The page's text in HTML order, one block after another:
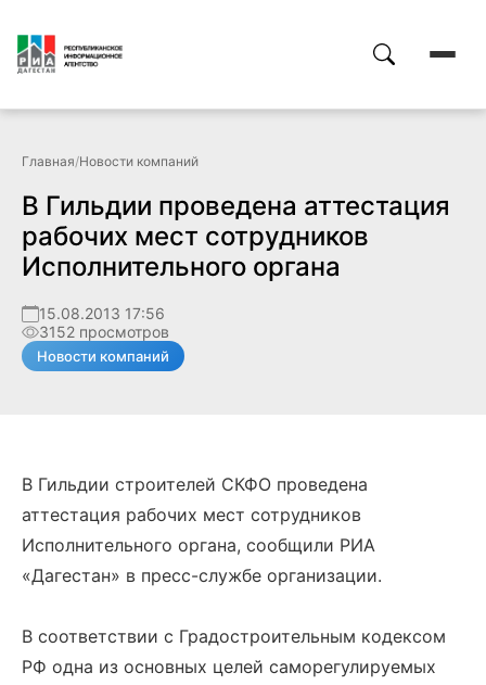
Главная/Новости компаний
В Гильдии проведена аттестация
рабочих мест сотрудников
Исполнительного органа
15.08.2013 17:56
3152 просмотров
Новости компаний
В Гильдии строителей СКФО проведена
аттестация рабочих мест сотрудников
Исполнительного органа, сообщили РИА
«Дагестан» в пресс-службе организации.
В соответствии с Градостроительным кодексом
РФ одна из основных целей саморегулируемых